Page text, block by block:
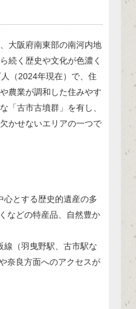
大阪府南東部の南河内地
続く歴史や文化が色濃く
（2024年現在）で、住
農業が調和した住みやす
「古市古墳群」を有し、
かせないエリアの一つで
心とする歴史的遺産の多
などの特産品、自然豊か
線（羽曳野駅、古市駅な
奈良方面へのアクセスが